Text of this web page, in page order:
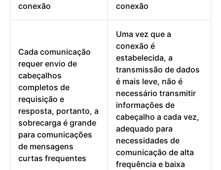
conexão
conexão
Cada comunicação
requer envio de
cabeçalhos
completos de
requisição e
resposta, portanto, a
sobrecarga é grande
para comunicações
de mensagens
curtas frequentes
Uma vez que a
conexão é
estabelecida, a
transmissão de dados
é mais leve, não é
necessário transmitir
informações de
cabeçalho a cada vez,
adequado para
necessidades de
comunicação de alta
frequência e baixa